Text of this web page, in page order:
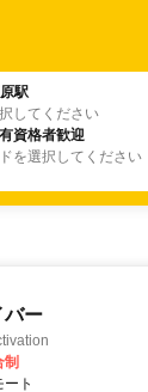
駅
してください
資格者歓迎
を選択してください
バー
制
ト